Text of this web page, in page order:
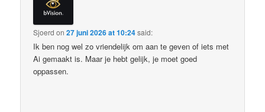
Sjoerd on27 juni 2026 at 10:24said:
Ik ben nog wel zo vriendelijk om aan te geven of iets met
Ai gemaakt is. Maar je hebt gelijk, je moet goed
oppassen.